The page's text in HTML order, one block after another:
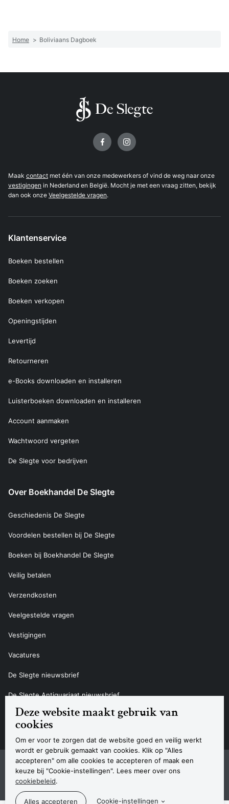
Deze website maakt gebruik van
cookies
Om er voor te zorgen dat de website goed en veilig werkt
wordt er gebruik gemaakt van cookies. Klik op "Alles
accepteren" om alle cookies te accepteren of maak een
keuze bij "Cookie-instellingen". Lees meer over ons
cookiebeleid.
Cookie-instellingen
Home > Boliviaans Dagboek
Maak contact met één van onze medewerkers of vind de weg naar onze
vestigingen in Nederland en België. Mocht je met een vraag zitten, bekijk
dan ook onze Veelgestelde vragen.
Klantenservice
Boeken bestellen
Boeken zoeken
Boeken verkopen
Openingstijden
Levertijd
Retourneren
e-Books downloaden en installeren
Luisterboeken downloaden en installeren
Account aanmaken
Wachtwoord vergeten
De Slegte voor bedrijven
Over Boekhandel De Slegte
Geschiedenis De Slegte
Voordelen bestellen bij De Slegte
Boeken bij Boekhandel De Slegte
Veilig betalen
Verzendkosten
Veelgestelde vragen
Vestigingen
Vacatures
De Slegte nieuwsbrief
De Slegte Antiquariaat nieuwsbrief
Contact
Navigatie
SitemapPrivacyverklaring CookieverklaringAlgemene voorwaardenDisclaimer
Contact